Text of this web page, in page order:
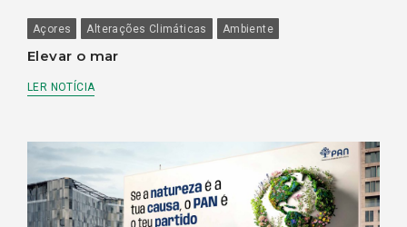
Açores Alterações Climáticas Ambiente
Elevar o mar
LER NOTÍCIA